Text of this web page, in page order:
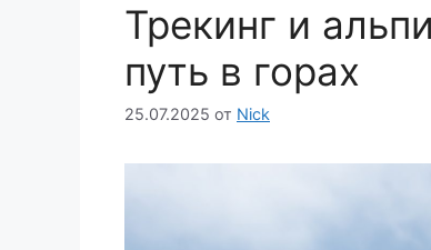
Трекинг и
путь в горах
25.07.2025 от Nick